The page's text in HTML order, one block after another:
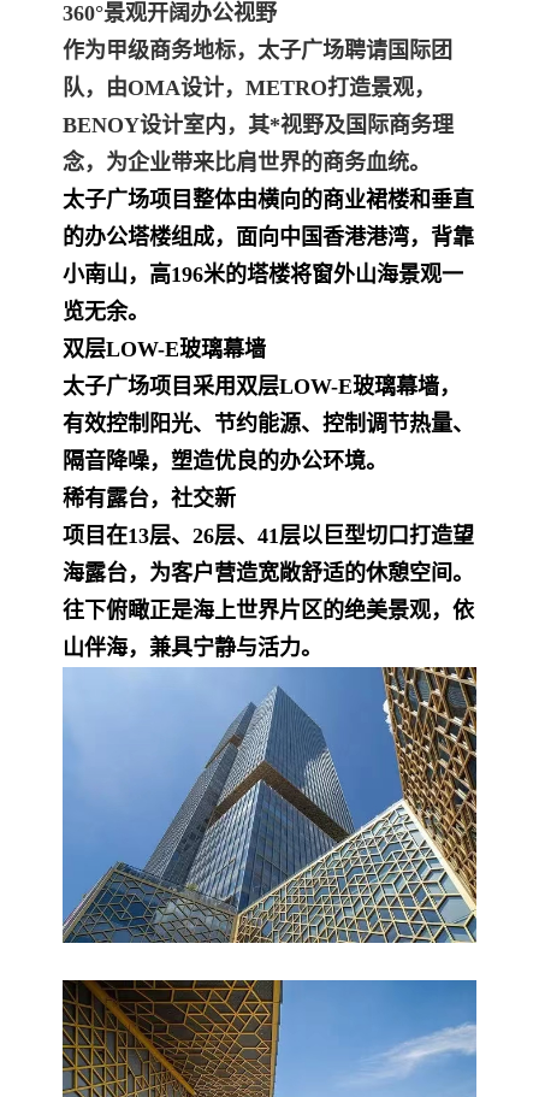
360°景观开阔办公视野
作为甲级商务地标，太子广场聘请国际团
队，由OMA设计，METRO打造景观，
BENOY设计室内，其*视野及国际商务理
念，为企业带来比肩世界的商务血统。
太子广场项目整体由横向的商业裙楼和垂直
的办公塔楼组成，面向中国香港港湾，背靠
小南山，高196米的塔楼将窗外山海景观一
览无余。
双层LOW-E玻璃幕墙
太子广场项目采用双层LOW-E玻璃幕墙，
有效控制阳光、节约能源、控制调节热量、
隔音降噪，塑造优良的办公环境。
稀有露台，社交新
项目在13层、26层、41层以巨型切口打造望
海露台，为客户营造宽敞舒适的休憩空间。
往下俯瞰正是海上世界片区的绝美景观，依
山伴海，兼具宁静与活力。